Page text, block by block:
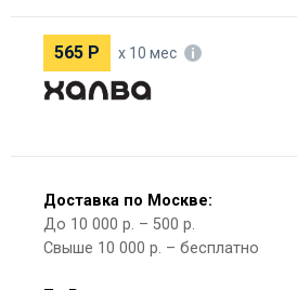
565 Р х 10 мес
Доставка по Москве:
До 10 000 р. – 500 р.
Свыше 10 000 р. – бесплатно